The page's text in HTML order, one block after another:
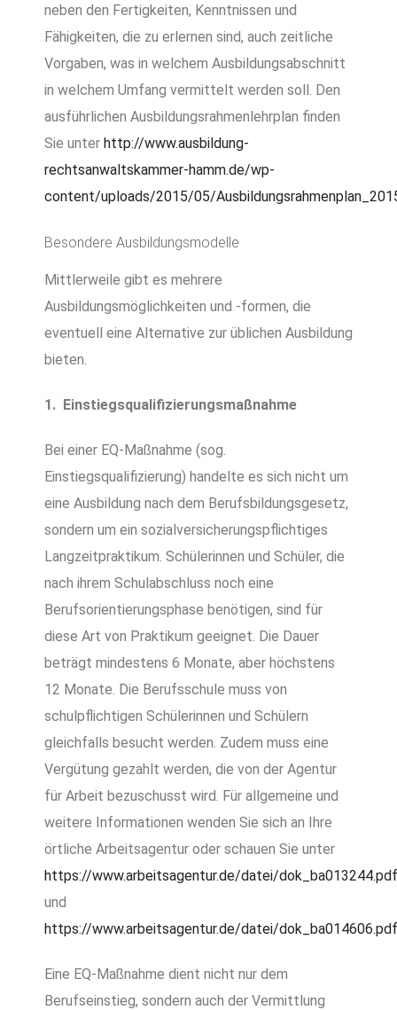
neben den Fertigkeiten, Kenntnissen und
Fähigkeiten, die zu erlernen sind, auch zeitliche
Vorgaben, was in welchem Ausbildungsabschnitt
in welchem Umfang vermittelt werden soll. Den
ausführlichen Ausbildungsrahmenlehrplan finden
Sie unter http://www.ausbildung-
rechtsanwaltskammer-hamm.de/wp-
content/uploads/2015/05/
Besondere Ausbildungsmodelle
Mittlerweile gibt es mehrere
Ausbildungsmöglichkeiten und -formen, die
eventuell eine Alternative zur üblichen Ausbildung
bieten.
1. Einstiegsqualifizierungsmaßnahme
Bei einer EQ-Maßnahme (sog.
Einstiegsqualifizierung) handelte es sich nicht um
eine Ausbildung nach dem Berufsbildungsgesetz,
sondern um ein sozialversicherungspflichtiges
Langzeitpraktikum. Schülerinnen und Schüler, die
nach ihrem Schulabschluss noch eine
Berufsorientierungsphase benötigen, sind für
diese Art von Praktikum geeignet. Die Dauer
beträgt mindestens 6 Monate, aber höchstens
12 Monate. Die Berufsschule muss von
schulpflichtigen Schülerinnen und Schülern
gleichfalls besucht werden. Zudem muss eine
Vergütung gezahlt werden, die von der Agentur
für Arbeit bezuschusst wird. Für allgemeine und
weitere Informationen wenden Sie sich an Ihre
örtliche Arbeitsagentur oder schauen Sie unter
https://www.arbeitsagentur.de/datei/dok_ba013244.pdf
und
https://www.arbeitsagentur.de/datei/dok_ba014606.pdf
Eine EQ-Maßnahme dient nicht nur dem
Berufseinstieg, sondern auch der Vermittlung